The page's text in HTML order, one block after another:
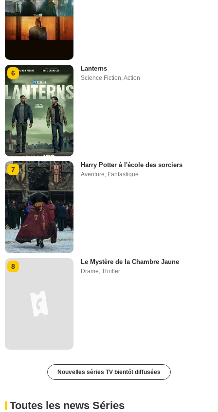
6
Lanterns
Science Fiction,Action
7
Harry Potter à l'école des sorciers
Aventure, Fantastique
8
Le Mystère de la Chambre Jaune
Drame ,Thriller
Nouvelles séries TV bientôt diffusées
Toutes les news Séries